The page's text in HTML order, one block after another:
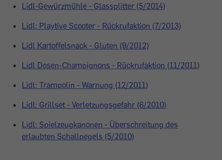
Lidl-Gewürzmühle - Glassplitter (5/2014)
Lidl: Playtive Scooter - Rückrufaktion (7/2013)
Lidl Kartoffelsnack - Gluten (9/2012)
Lidl Dosen-Champignons - Rückrufaktion (11/2011)
Lidl: Trampolin - Warnung (12/2011)
Lidl: Grillset - Verletzungsgefahr (6/2010)
Lidl: Spielzeugkanonen - Überschreitung des
erlaubten Schallpegels (5/2010)